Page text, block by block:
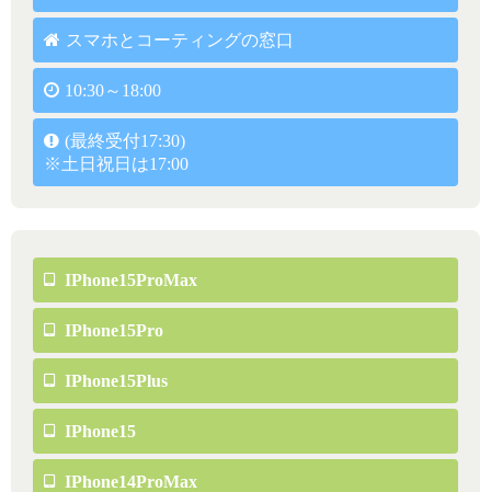
スマホとコーティングの窓口
10:30～18:00
(最終受付17:30)
※土日祝日は17:00
IPhone15ProMax
IPhone15Pro
IPhone15Plus
IPhone15
IPhone14ProMax